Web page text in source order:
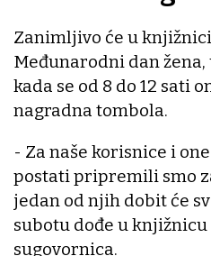
Zanimljivo će u
Međunarodni dan žena,
kada se od 8 do 12 sati
nagradna tombola.
- Za naše korisnice i
postati pripremili smo
jedan od njih dobit će
subotu dođe u
sugovornica.